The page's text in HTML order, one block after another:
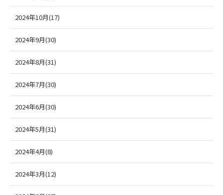
2024年10月(17)
2024年9月(30)
2024年8月(31)
2024年7月(30)
2024年6月(30)
2024年5月(31)
2024年4月(8)
2024年3月(12)